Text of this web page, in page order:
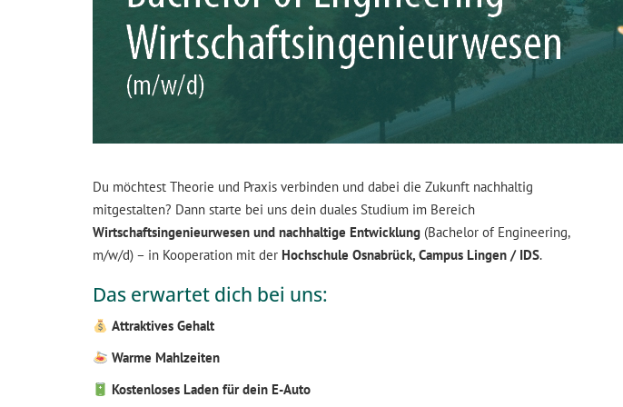
Du möchtest Theorie und Praxis verbinden und dabei die Zukunft nachhaltig
mitgestalten? Dann starte bei uns dein duales Studium im Bereich
Wirtschaftsingenieurwesen und nachhaltige Entwicklung (Bachelor of Engineering,
m/w/d) – in Kooperation mit der Hochschule Osnabrück, Campus Lingen / IDS.
Das erwartet dich bei uns:
Attraktives Gehalt
Warme Mahlzeiten
Kostenloses Laden für dein E-Auto